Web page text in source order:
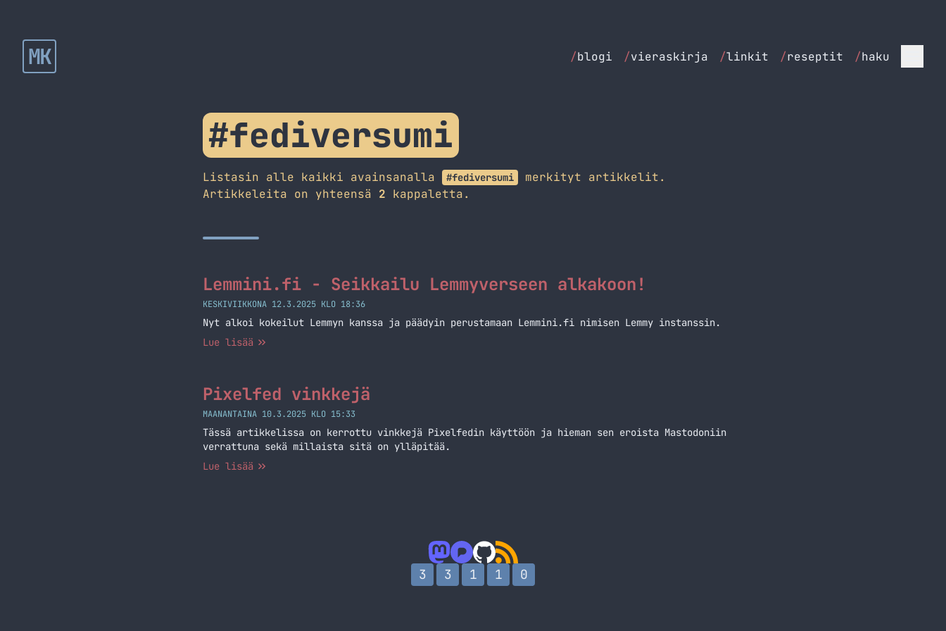
MK /blogi /vieraskirja /linkit /reseptit /haku
#fediversumi
Listasin alle kaikki avainsanalla #fediversumi
merkityt artikkelit.
Artikkeleita on yhteensä 2 kappaletta.
Lemmini.fi - Seikkailu Lemmyverseen alkakoon!
KESKIVIIKKONA 12.3.2025 KLO 18:36
Nyt alkoi kokeilut Lemmyn kanssa ja päädyin perustamaan Lemmini.fi nimisen Lemmy instanssin.
Lue lisää
Pixelfed vinkkejä
MAANANTAINA 10.3.2025 KLO 15:33
Tässä artikkelissa on kerrottu vinkkejä Pixelfedin käyttöön ja hieman sen eroista Mastodoniin
verrattuna sekä millaista sitä on ylläpitää.
Lue lisää
3 3 1 1 0